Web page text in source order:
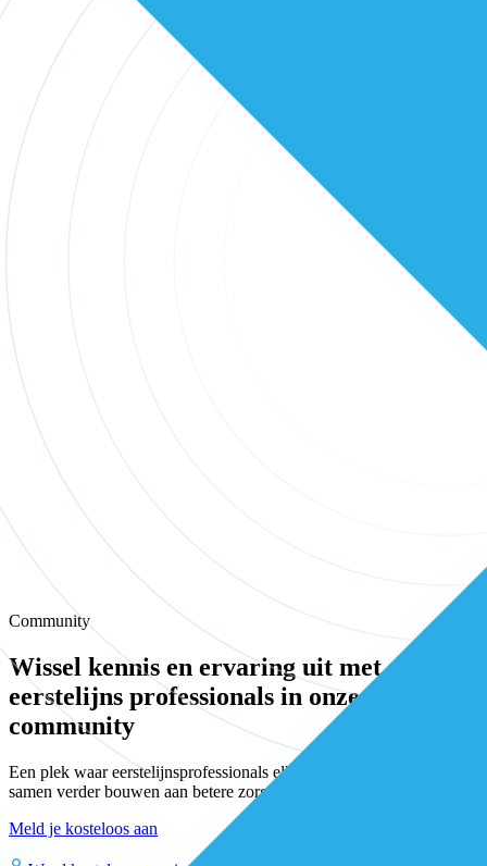
Community
Wissel kennis en ervaring uit met andere
eerstelijns professionals in onze
community
Een plek waar eerstelijnsprofessionals elkaar vinden, versterken en
samen verder bouwen aan betere zorg.
Meld je kosteloos aan